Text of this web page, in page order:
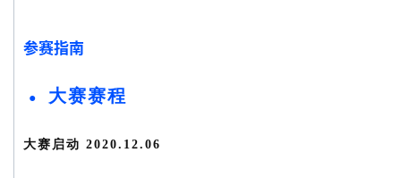
参赛指南
● 大赛赛程
大赛启动 2020.12.06